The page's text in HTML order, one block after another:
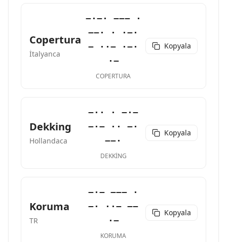
Copertura
İtalyanca
−·−· −−− ·
−−· · ·−·
− ··− ·−·
·−
COPERTURA
Kopyala
Dekking
Hollandaca
−·· · −·−
−·− ·· −·
−−·
DEKKING
Kopyala
Koruma
TR
−·− −−− ·
−· ··− −−
·−
KORUMA
Kopyala